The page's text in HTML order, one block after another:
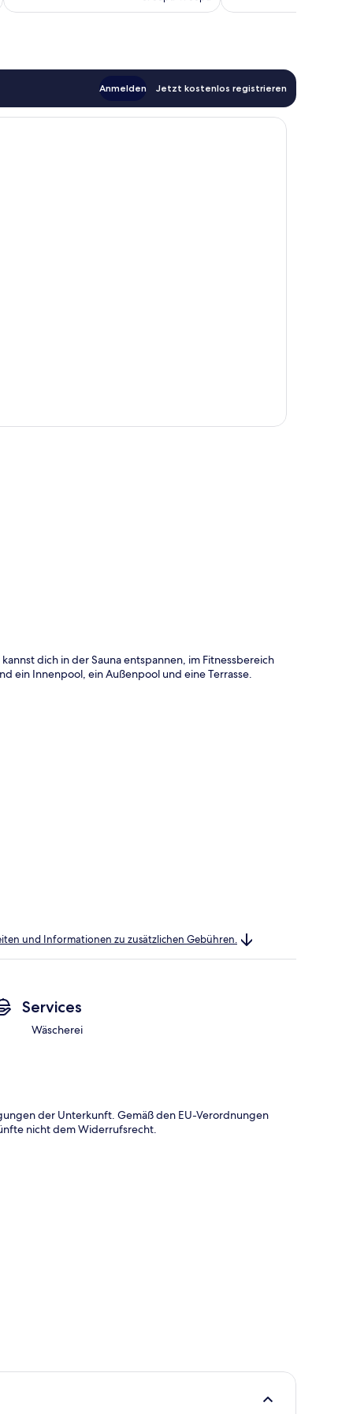
Anmelden Jetzt kostenlos registrieren
dich in der Sauna entspannen, im Fitnessbereich
ein Innenpool, ein Außenpool und eine Terrasse.
und Informationen zu zusätzlichen Gebühren.
Services
Wäscherei
der Unterkunft. Gemäß den EU-Verordnungen
nicht dem Widerrufsrecht.